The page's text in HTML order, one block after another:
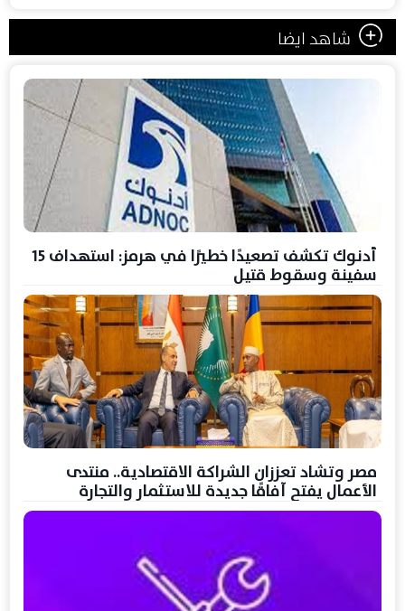
شاهد ايضا
أدنوك تكشف تصعيدًا خطيرًا في هرمز: استهداف 15
سفينة وسقوط قتيل
مصر وتشاد تعززان الشراكة الاقتصادية.. منتدى
الأعمال يفتح آفاقًا جديدة للاستثمار والتجارة